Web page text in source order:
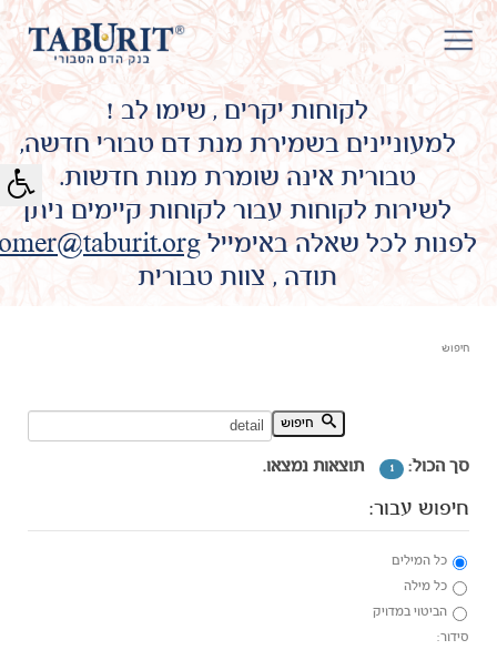
לקוחות יקרים , שימו לב !
למעוניינים בשמירת מנת דם טבורי חדשה,
טבורית אינה שומרת מנות חדשות.
לשירות לקוחות עבור לקוחות קיימים ניתן
לפנות לכל שאלה באימייל
תודה , צוות טבורית
חיפוש
חיפוש מילת מפתח:
סך הכול: 1 תוצאות נמצאו.
חיפוש עבור:
כל המילים
כל מילה
הביטוי במדויק
סידור: